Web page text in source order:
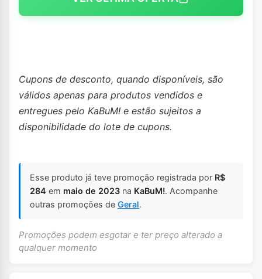
Cupons de desconto, quando disponíveis, são
válidos apenas para produtos vendidos e
entregues pelo KaBuM! e estão sujeitos a
disponibilidade do lote de cupons.
Esse produto já teve promoção registrada por R$
284 em maio de 2023 na KaBuM!. Acompanhe
outras promoções de Geral.
Promoções podem esgotar e ter preço alterado a
qualquer momento